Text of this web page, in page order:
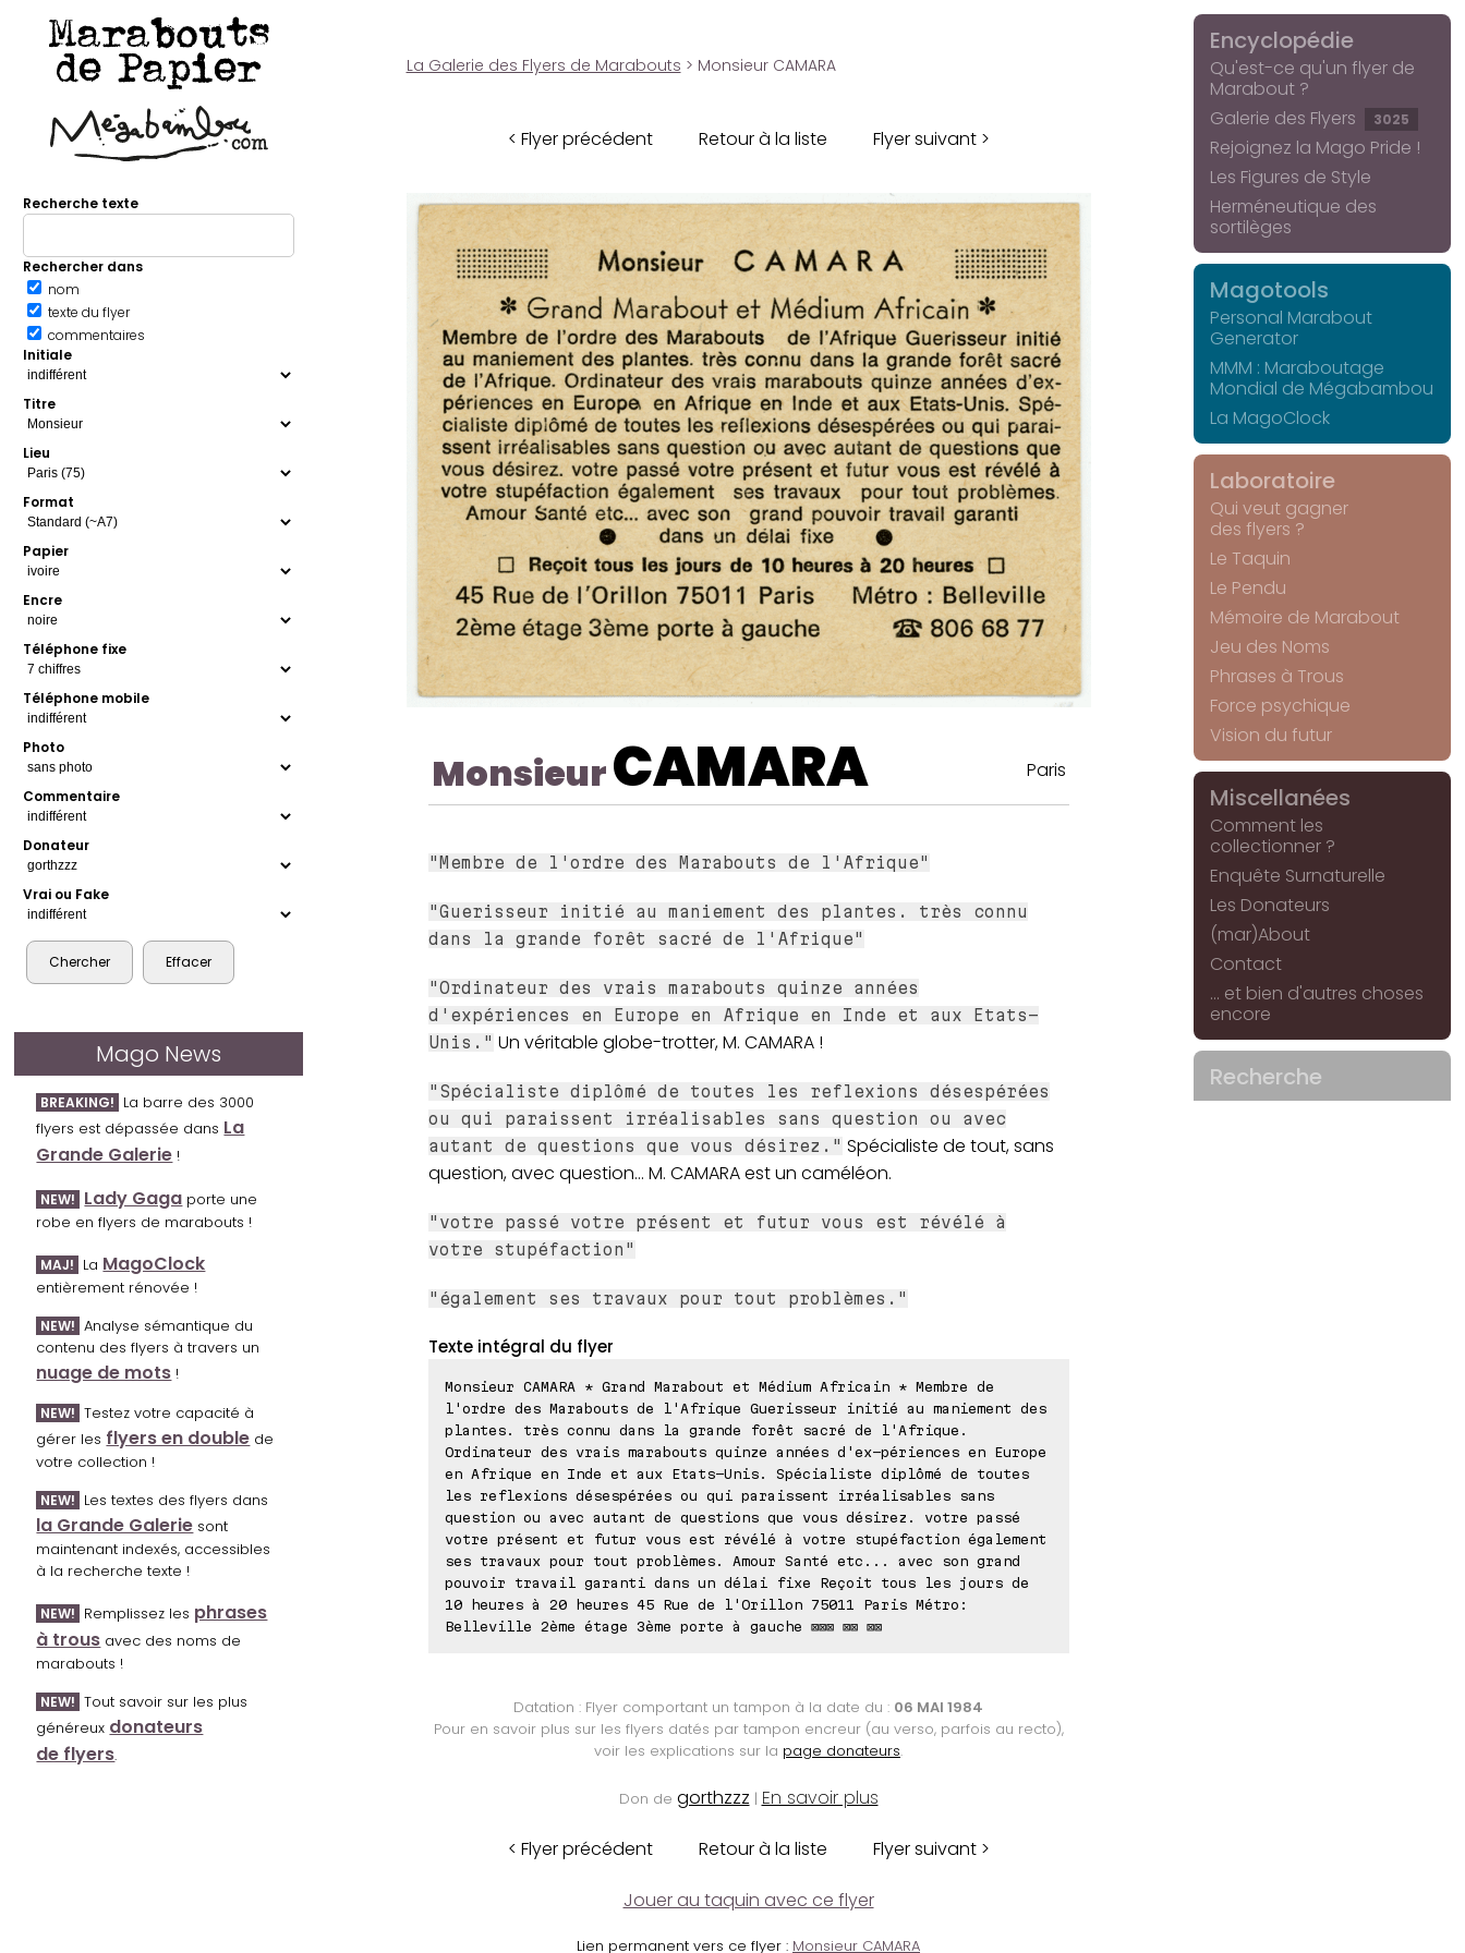
Marabouts
de Papier
Recherche texte
Rechercher dans
nom
texte du flyer
commentaires
Initiale
Titre
Lieu
Format
Papier
Encre
Téléphone fixe
Téléphone mobile
Photo
Commentaire
Donateur
Vrai ou Fake
Mago News
BREAKING! La barre des 3000
flyers est dépassée dans La
Grande Galerie !
NEW! Lady Gaga porte une
robe en flyers de marabouts !
MAJ! La MagoClock
entièrement rénovée !
NEW! Analyse sémantique du
contenu des flyers à travers un
nuage de mots !
NEW! Testez votre capacité à
gérer les flyers en double de
votre collection !
NEW! Les textes des flyers dans
la Grande Galerie sont
maintenant indexés, accessibles
à la recherche texte !
NEW! Remplissez les phrases
à trous avec des noms de
marabouts !
NEW! Tout savoir sur les plus
généreux donateurs
de flyers.
La Galerie des Flyers de Marabouts > Monsieur CAMARA
< Flyer précédent Retour à la liste Flyer suivant >
MonsieurCAMARA Paris
"Membre de l'ordre des Marabouts de l'Afrique"
"Guerisseur initié au maniement des plantes. très connu
dans la grande forêt sacré de l'Afrique"
"Ordinateur des vrais marabouts quinze années
d'expériences en Europe en Afrique en Inde et aux Etats-
Unis." Un véritable globe-trotter, M. CAMARA !
"Spécialiste diplômé de toutes les reflexions désespérées
ou qui paraissent irréalisables sans question ou avec
autant de questions que vous désirez." Spécialiste de tout, sans
question, avec question... M. CAMARA est un caméléon.
"votre passé votre présent et futur vous est révélé à
votre stupéfaction"
"également ses travaux pour tout problèmes."
Texte intégral du flyer
Monsieur CAMARA * Grand Marabout et Médium Africain * Membre de
l'ordre des Marabouts de l'Afrique Guerisseur initié au maniement des
plantes. très connu dans la grande forêt sacré de l'Afrique.
Ordinateur des vrais marabouts quinze années d'ex-périences en Europe
en Afrique en Inde et aux Etats-Unis. Spécialiste diplômé de toutes
les reflexions désespérées ou qui paraissent irréalisables sans
question ou avec autant de questions que vous désirez. votre passé
votre présent et futur vous est révélé à votre stupéfaction également
ses travaux pour tout problèmes. Amour Santé etc... avec son grand
pouvoir travail garanti dans un délai fixe Reçoit tous les jours de
10 heures à 20 heures 45 Rue de l'Orillon 75011 Paris Métro:
Belleville 2ème étage 3ème porte à gauche ⊠⊠⊠ ⊠⊠ ⊠⊠
Datation : Flyer comportant un tampon à la date du : 06 MAI 1984
Pour en savoir plus sur les flyers datés par tampon encreur (au verso, parfois au recto),
voir les explications sur la page donateurs.
Don de gorthzzz | En savoir plus
< Flyer précédent Retour à la liste Flyer suivant >
Jouer au taquin avec ce flyer
Lien permanent vers ce flyer : Monsieur CAMARA
Encyclopédie
Qu'est-ce qu'un flyer de
Marabout ?
Galerie des Flyers
3025
Rejoignez la Mago Pride !
Les Figures de Style
Herméneutique des
sortilèges
Magotools
Personal Marabout
Generator
MMM : Maraboutage
Mondial de Mégabambou
La MagoClock
Laboratoire
Qui veut gagner
des flyers ?
Le Taquin
Le Pendu
Mémoire de Marabout
Jeu des Noms
Phrases à Trous
Force psychique
Vision du futur
Miscellanées
Comment les
collectionner ?
Enquête Surnaturelle
Les Donateurs
(mar)About
Contact
... et bien d'autres choses
encore
Recherche